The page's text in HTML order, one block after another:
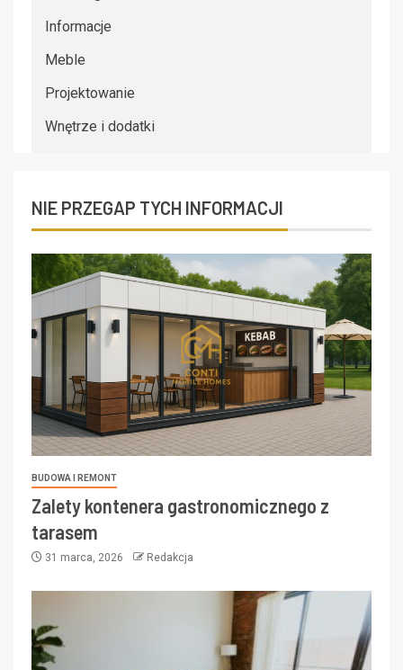
Informacje
Meble
Projektowanie
Wnętrze i dodatki
NIE PRZEGAP TYCH INFORMACJI
BUDOWA I REMONT
Zalety kontenera gastronomicznego z
tarasem
31 marca, 2026 Redakcja